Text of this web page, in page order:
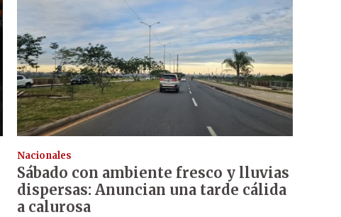
Nacionales
Sábado con ambiente fresco y lluvias
dispersas: Anuncian una tarde cálida
a calurosa